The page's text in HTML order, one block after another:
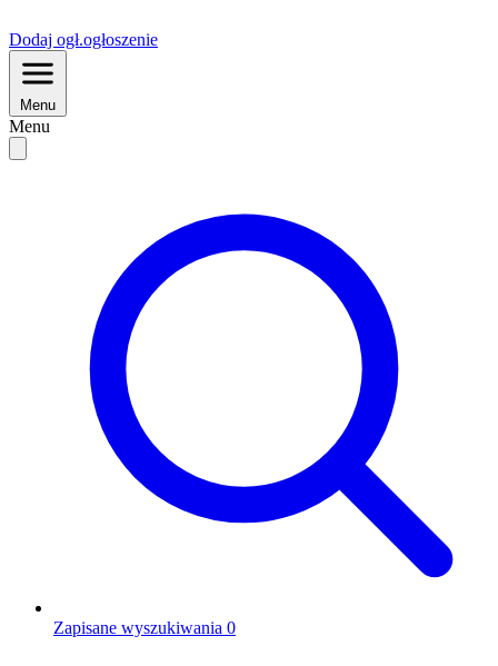
Dodaj ogł.ogłoszenie
Menu
Menu
Zapisane wyszukiwania 0